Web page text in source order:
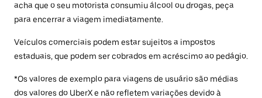
acha que o seu motorista consumiu álcool ou drogas, peça
para encerrar a viagem imediatamente.
Veículos comerciais podem estar sujeitos a impostos
estaduais, que podem ser cobrados em acréscimo ao pedágio.
*Os valores de exemplo para viagens de usuário são médias
dos valores do UberX e não refletem variações devido à